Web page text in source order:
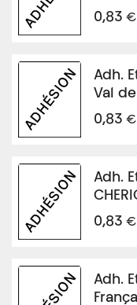
0,83 €
Adh.
Val
0,83 €
Adh.
0,83 €
Adh.